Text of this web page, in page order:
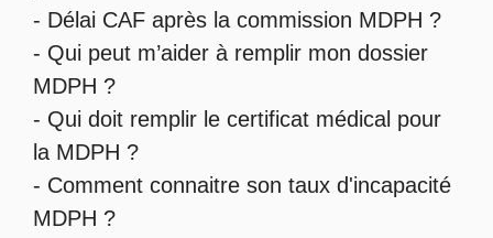
- Délai CAF après la commission MDPH ?
- Qui peut m’aider à remplir mon dossier
MDPH ?
- Qui doit remplir le certificat médical pour
la MDPH ?
- Comment connaitre son taux d'incapacité
MDPH ?